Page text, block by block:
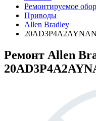
Ремонтируемое
Приводы
Allen Bradley
Ремонт Allen